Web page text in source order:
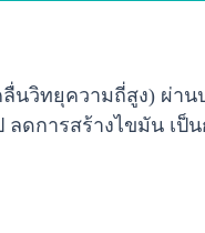
นวิทยุความถี่สูง) ผ่าน
ลดการสร้างไขมัน เป็น